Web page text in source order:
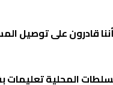
قادرون على توصيل
المحلية